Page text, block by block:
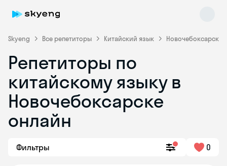
Skyeng Все репетиторы Китайский язык Новочебоксарск
Репетиторы по
китайскому языку в
Новочебоксарске
онлайн
Фильтры 0